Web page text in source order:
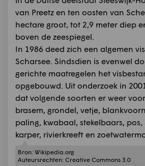
van Preetz en ten oosten van
hectare groot, tot 2,9 meter diep
boven de zeespiegel.
In 1986 deed zich een algemen
Scharsee. Sindsdien is evenwel
gerichte maatregelen het
opgebouwd. Uit onderzoek in
dat volgende soorten er weer
brasem, grondel, vetje,
paling, kwabaal, stekelbaars,
karper, rivierkreeft en
Bron: Wikipedia.org
Auteursrechten: Creative Commons 3.0